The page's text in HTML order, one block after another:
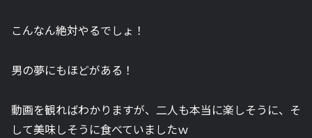
こんなん絶対やるでしょ！
男の夢にもほどがある！
動画を観ればわかりますが、二人も本当に楽しそうに、そ
して美味しそうに食べていましたｗ